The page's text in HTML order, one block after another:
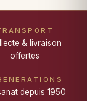
& livraison
offertes
depuis 1950